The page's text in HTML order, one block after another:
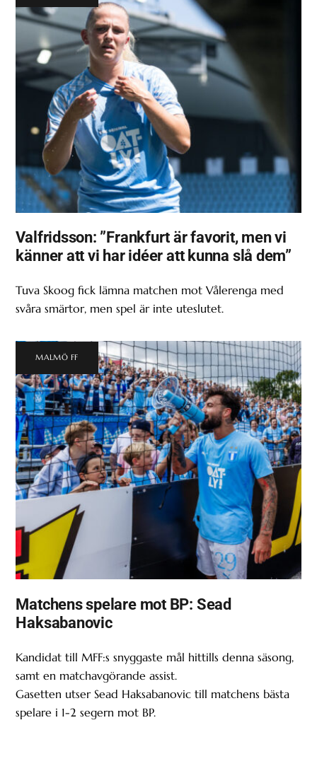
Valfridsson: ”Frankfurt är favorit, men vi
känner att vi har idéer att kunna slå dem”
Tuva Skoog fick lämna matchen mot Vålerenga med
svåra smärtor, men spel är inte uteslutet.
MALMÖ FF
Matchens spelare mot BP: Sead
Haksabanovic
Kandidat till MFF:s snyggaste mål hittills denna säsong,
samt en matchavgörande assist.
Gasetten utser Sead Haksabanovic till matchens bästa
spelare i 1-2 segern mot BP.